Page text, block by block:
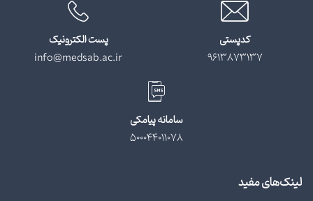
کدپستی
9613873137
پست الکترونیک
info@medsab.ac.ir
سامانه پیامکی
500044011078
لینک‌های مفید